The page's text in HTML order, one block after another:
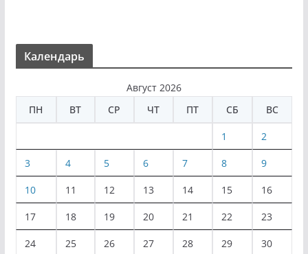
Календарь
Август 2026
ПН
ВТ СР ЧТ ПТ СБ ВС
1 2
3 4 5 6 7 8 9
10 11 12 13 14 15 16
17 18 19 20 21 22 23
24 25 26 27 28 29 30